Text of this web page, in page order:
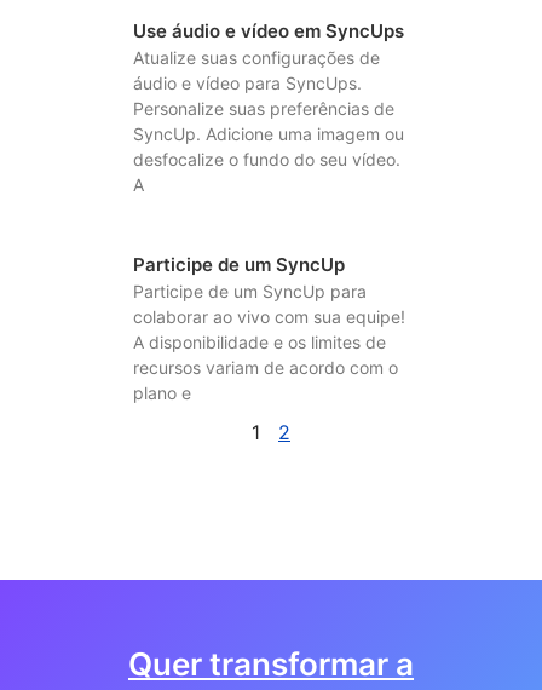
Use áudio e vídeo em SyncUps
Atualize suas configurações de
áudio e vídeo para SyncUps.
Personalize suas preferências de
SyncUp. Adicione uma imagem ou
desfocalize o fundo do seu vídeo.
A
Participe de um SyncUp
Participe de um SyncUp para
colaborar ao vivo com sua equipe!
A disponibilidade e os limites de
recursos variam de acordo com o
plano e
1 2
Quer transformar a